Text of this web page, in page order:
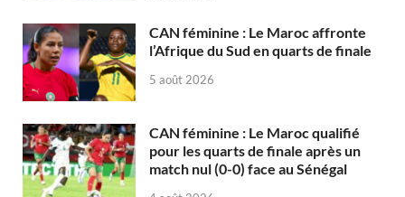
CAN féminine : Le Maroc affronte
l’Afrique du Sud en quarts de finale
5 août 2026
CAN féminine : Le Maroc qualifié
pour les quarts de finale après un
match nul (0-0) face au Sénégal